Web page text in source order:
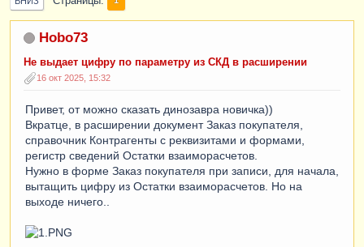
Hobo73
Не выдает цифру по параметру из СКД в расширении
16 окт 2025, 15:32
Привет, от можно сказать динозавра новичка))
Вкратце, в расширении документ Заказ покупателя,
справочник Контрагенты с реквизитами и формами,
регистр сведений Остатки взаиморасчетов.
Нужно в форме Заказ покупателя при записи, для начала,
вытащить цифру из Остатки взаиморасчетов. Но на
выходе ничего..